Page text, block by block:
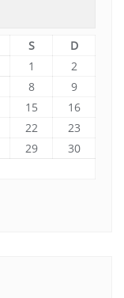
S
D
1
2
8
9
15
16
22
23
29
30